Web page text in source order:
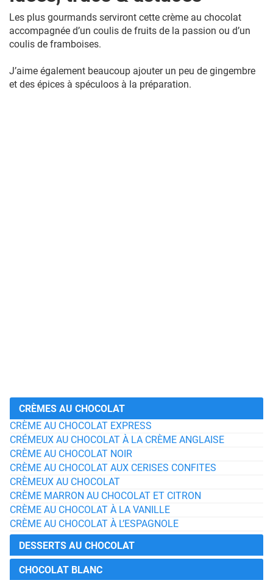
Les plus gourmands serviront cette crème au chocolat
accompagnée d’un coulis de fruits de la passion ou d’un
coulis de framboises.
J’aime également beaucoup ajouter un peu de gingembre
et des épices à spéculoos à la préparation.
CRÈMES AU CHOCOLAT
CRÈME AU CHOCOLAT EXPRESS
CRÉMEUX AU CHOCOLAT À LA CRÈME ANGLAISE
CRÈME AU CHOCOLAT NOIR
CRÈME AU CHOCOLAT AUX CERISES CONFITES
CRÈMEUX AU CHOCOLAT
CRÈME MARRON AU CHOCOLAT ET CITRON
CRÈME AU CHOCOLAT À LA VANILLE
CRÈME AU CHOCOLAT À L’ESPAGNOLE
DESSERTS AU CHOCOLAT
CHOCOLAT BLANC